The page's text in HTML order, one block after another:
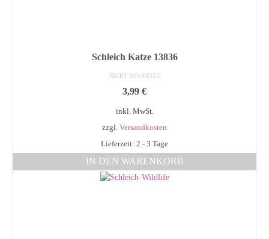
Schleich Katze 13836
NICHT BEWERTET
3,99 €
inkl. MwSt.
zzgl. Versandkosten
Lieferzeit: 2 - 3 Tage
IN DEN WARENKORB